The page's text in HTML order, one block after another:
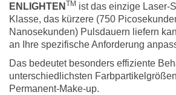
ENLIGHTEN TM ist das einzige Laser-
Klasse, das kürzere (750
Nanosekunden) Pulsdauern liefern
an Ihre spezifische Anforderung
Das bedeutet besonders effiziente
unterschiedlichsten
Permanent-Make-up.